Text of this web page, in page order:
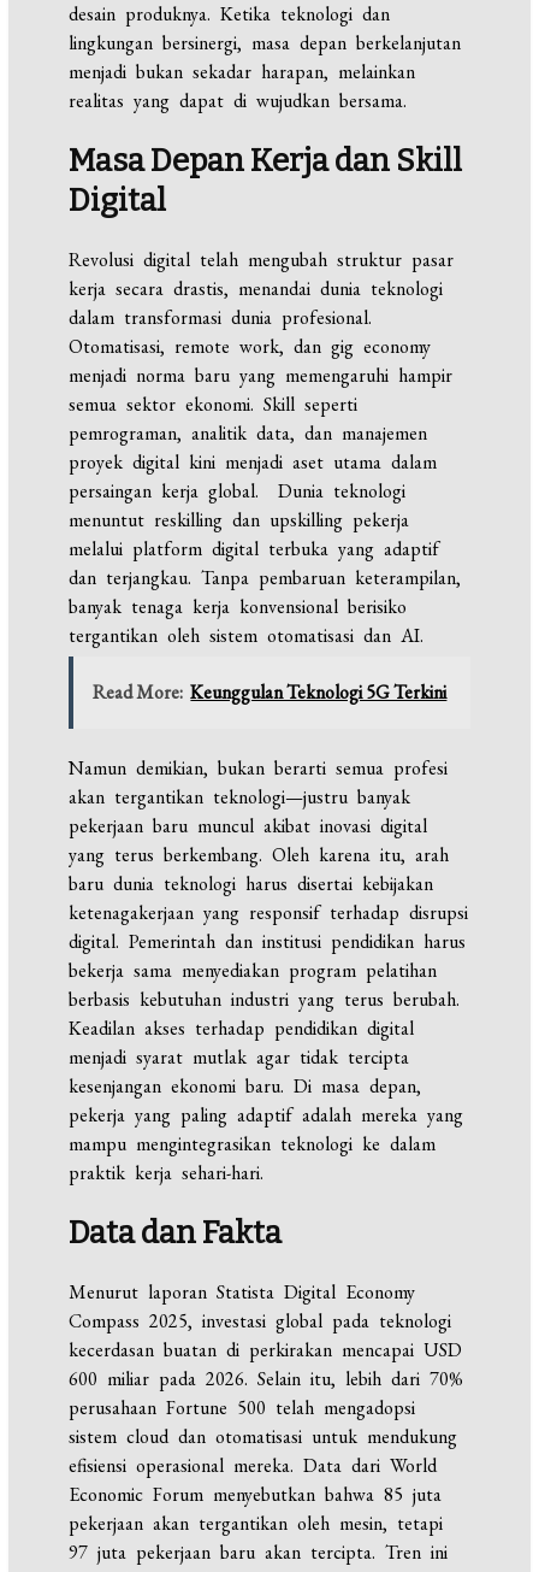
desain produknya. Ketika teknologi dan
lingkungan bersinergi, masa depan berkelanjutan
menjadi bukan sekadar harapan, melainkan
realitas yang dapat di wujudkan bersama.
Masa Depan Kerja dan Skill
Digital
Revolusi digital telah mengubah struktur pasar
kerja secara drastis, menandai dunia teknologi
dalam transformasi dunia profesional.
Otomatisasi, remote work, dan gig economy
menjadi norma baru yang memengaruhi hampir
semua sektor ekonomi. Skill seperti
pemrograman, analitik data, dan manajemen
proyek digital kini menjadi aset utama dalam
persaingan kerja global. Dunia teknologi
menuntut reskilling dan upskilling pekerja
melalui platform digital terbuka yang adaptif
dan terjangkau. Tanpa pembaruan keterampilan,
banyak tenaga kerja konvensional berisiko
tergantikan oleh sistem otomatisasi dan AI.
Read More: Keunggulan Teknologi 5G Terkini
Namun demikian, bukan berarti semua profesi
akan tergantikan teknologi—justru banyak
pekerjaan baru muncul akibat inovasi digital
yang terus berkembang. Oleh karena itu, arah
baru dunia teknologi harus disertai kebijakan
ketenagakerjaan yang responsif terhadap disrupsi
digital. Pemerintah dan institusi pendidikan harus
bekerja sama menyediakan program pelatihan
berbasis kebutuhan industri yang terus berubah.
Keadilan akses terhadap pendidikan digital
menjadi syarat mutlak agar tidak tercipta
kesenjangan ekonomi baru. Di masa depan,
pekerja yang paling adaptif adalah mereka yang
mampu mengintegrasikan teknologi ke dalam
praktik kerja sehari-hari.
Data dan Fakta
Menurut laporan Statista Digital Economy
Compass 2025, investasi global pada teknologi
kecerdasan buatan di perkirakan mencapai USD
600 miliar pada 2026. Selain itu, lebih dari 70%
perusahaan Fortune 500 telah mengadopsi
sistem cloud dan otomatisasi untuk mendukung
efisiensi operasional mereka. Data dari World
Economic Forum menyebutkan bahwa 85 juta
pekerjaan akan tergantikan oleh mesin, tetapi
97 juta pekerjaan baru akan tercipta. Tren ini